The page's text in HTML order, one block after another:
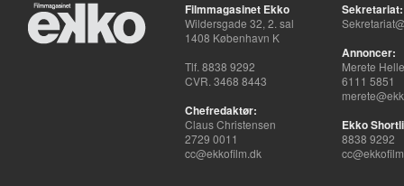
Filmmagasinet Ekko
Wildersgade 32, 2. sal
1408 København K
Tlf. 8838 9292
CVR. 3468 8443
Chefredaktør:
Claus Christensen
2729 0011
cc@ekkofilm.dk
Sekretariat:
Annoncer:
Merete
6111 5851
Ekko
8838 9292